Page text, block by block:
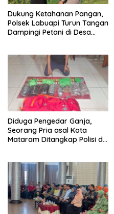
Dukung Ketahanan Pangan,
Polsek Labuapi Turun Tangan
Dampingi Petani di Desa
Diduga Pengedar Ganja,
Seorang Pria asal Kota
Mataram Ditangkap Polisi di